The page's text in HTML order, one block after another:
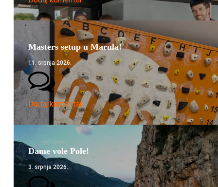
Masters setup u Marula!
11. srpnja 2026.
Dodaj komentar
Dame vole Pole!
3. srpnja 2026.